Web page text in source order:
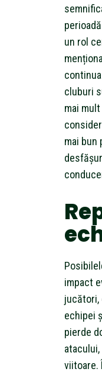
un rol
cluburi
mai
mai bun
impact
jucători,
echipei
pierde
viitoare.